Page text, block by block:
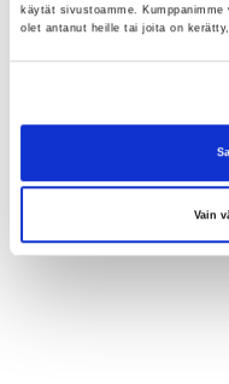
käytät sivustoamme.
olet antanut heille tai joita on
Vain